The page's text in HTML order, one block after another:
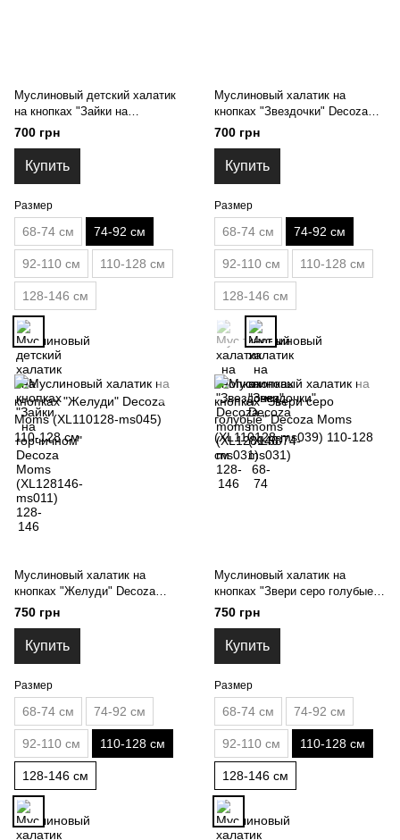
Муслиновый детский халатик
на кнопках "Зайки на
горчичном" Decoza Moms
(XL7492-ms011) 74-92
700 грн
Купить
Размер
68-74 см 74-92 см
92-110 см 110-128 см
128-146 см
Муслиновый халатик на
кнопках "Звездочки" Decoza
moms (XL7492-ms031) 74-92
700 грн
Купить
Размер
68-74 см 74-92 см
92-110 см 110-128 см
128-146 см
Муслиновый халатик на
кнопках "Желуди" Decoza
Moms (XL110128-ms045) 110-
128 см
750 грн
Купить
Размер
68-74 см 74-92 см
92-110 см 110-128 см
128-146 см
Муслиновый халатик на
кнопках "Звери серо голубые"
Decoza Moms (XL110128-
ms039) 110-128 см
750 грн
Купить
Размер
68-74 см 74-92 см
92-110 см 110-128 см
128-146 см